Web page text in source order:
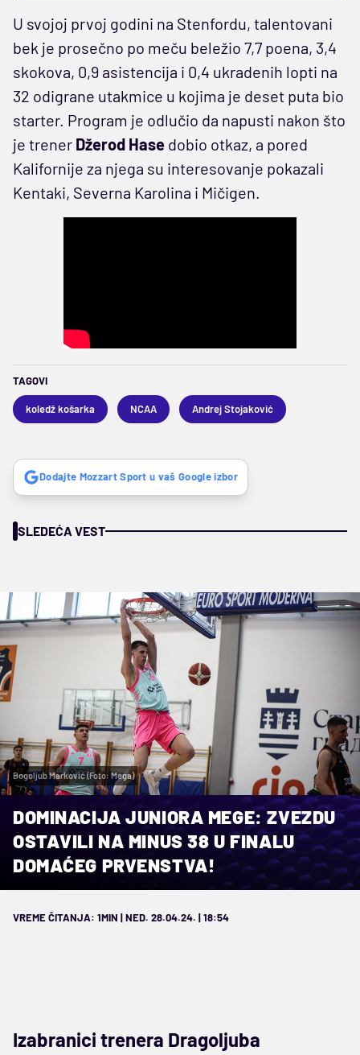
U svojoj prvoj godini na Stenfordu, talentovani
bek je prosečno po meču beležio 7,7 poena, 3,4
skokova, 0,9 asistencija i 0,4 ukradenih lopti na
32 odigrane utakmice u kojima je deset puta bio
starter. Program je odlučio da napusti nakon što
je trener Džerod Hase dobio otkaz, a pored
Kalifornije za njega su interesovanje pokazali
Kentaki, Severna Karolina i Mičigen.
TAGOVI
koledž košarka NCAA Andrej Stojaković
Dodajte Mozzart Sport u vaš Google izbor
SLEDEĆA VEST
Bogoljub Marković (Foto: Mega)
DOMINACIJA JUNIORA MEGE: ZVEZDU
OSTAVILI NA MINUS 38 U FINALU
DOMAĆEG PRVENSTVA!
VREME ČITANJA: 1MIN | NED. 28.04.24. | 18:54
Izabranici trenera Dragoljuba